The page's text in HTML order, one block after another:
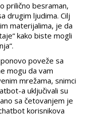
prilično besraman,
drugim ljudima. Cilj
materijalima, je da
kako biste mogli
poveže sa
mogu da vam
mrežama, snimci
a uključivali su
sa četovanjem je
korisnikova